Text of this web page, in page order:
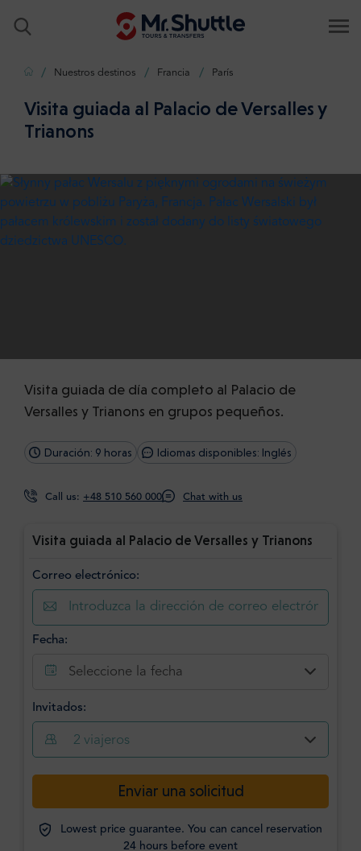
InicioNuestros destinos Francia París
Visita guiada al Palacio de Versalles y
Trianons
Visita guiada de día completo al Palacio de
Versalles y Trianons en grupos pequeños.
Duración: 9 horas Idiomas disponibles: Inglés
Call us: +48 510 560 000 Chat with us
Visita guiada al Palacio de Versalles y Trianons
Correo electrónico:
Fecha:
Seleccione la fecha
Invitados:
2 viajeros
Enviar una solicitud
Lowest price guarantee. You can cancel reservation
24 hours before event